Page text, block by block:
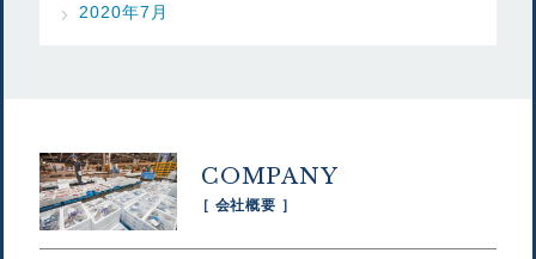
2020年7月
COMPANY
［ 会社概要 ］